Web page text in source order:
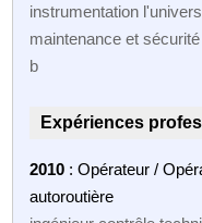
instrumentation
maintenance et
b
Expériences
2010 : Opérateur /
autoroutière